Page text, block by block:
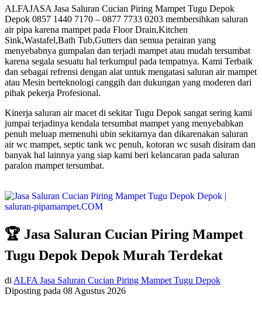
ALFAJASA Jasa Saluran Cucian Piring Mampet Tugu Depok
Depok 0857 1440 7170 – 0877 7733 0203 membersihkan saluran
air pipa karena mampet pada Floor Drain,Kitchen
Sink,Wastafel,Bath Tub,Gutters dan semua perairan yang
menyebabnya gumpalan dan terjadi mampet atau mudah tersumbat
karena segala sesuatu hal terkumpul pada tempatnya. Kami Terbaik
dan sebagai refrensi dengan alat untuk mengatasi saluran air mampet
atau Mesin berteknologi canggih dan dukungan yang moderen dari
pihak pekerja Profesional.
Kinerja saluran air macet di sekitar Tugu Depok sangat sering kami
jumpai terjadinya kendala tersumbat mampet yang menyebabkan
penuh meluap memenuhi ubin sekitarnya dan dikarenakan saluran
air wc mampet, septic tank wc penuh, kotoran wc susah disiram dan
banyak hal lainnya yang siap kami beri kelancaran pada saluran
paralon mampet tersumbat.
🏆 Jasa Saluran Cucian Piring Mampet
Tugu Depok Depok Murah Terdekat
di ALFA Jasa Saluran Cucian Piring Mampet Tugu Depok
Diposting pada 08 Agustus 2026